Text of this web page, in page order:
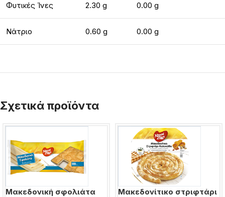
Φυτικές Ίνες 2.30 g 0.00 g
Νάτριο 0.60 g 0.00 g
Σχετικά προϊόντα
Μακεδονική σφολιάτα
Μακεδονίτικο στριφτάρι